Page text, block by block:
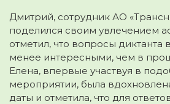
Дмитрий, сотрудник АО
поделился своим увлечением
отметил, что вопросы диктанта
менее интересными, чем в
Елена, впервые участвуя в
мероприятии, была
даты и отметила, что для